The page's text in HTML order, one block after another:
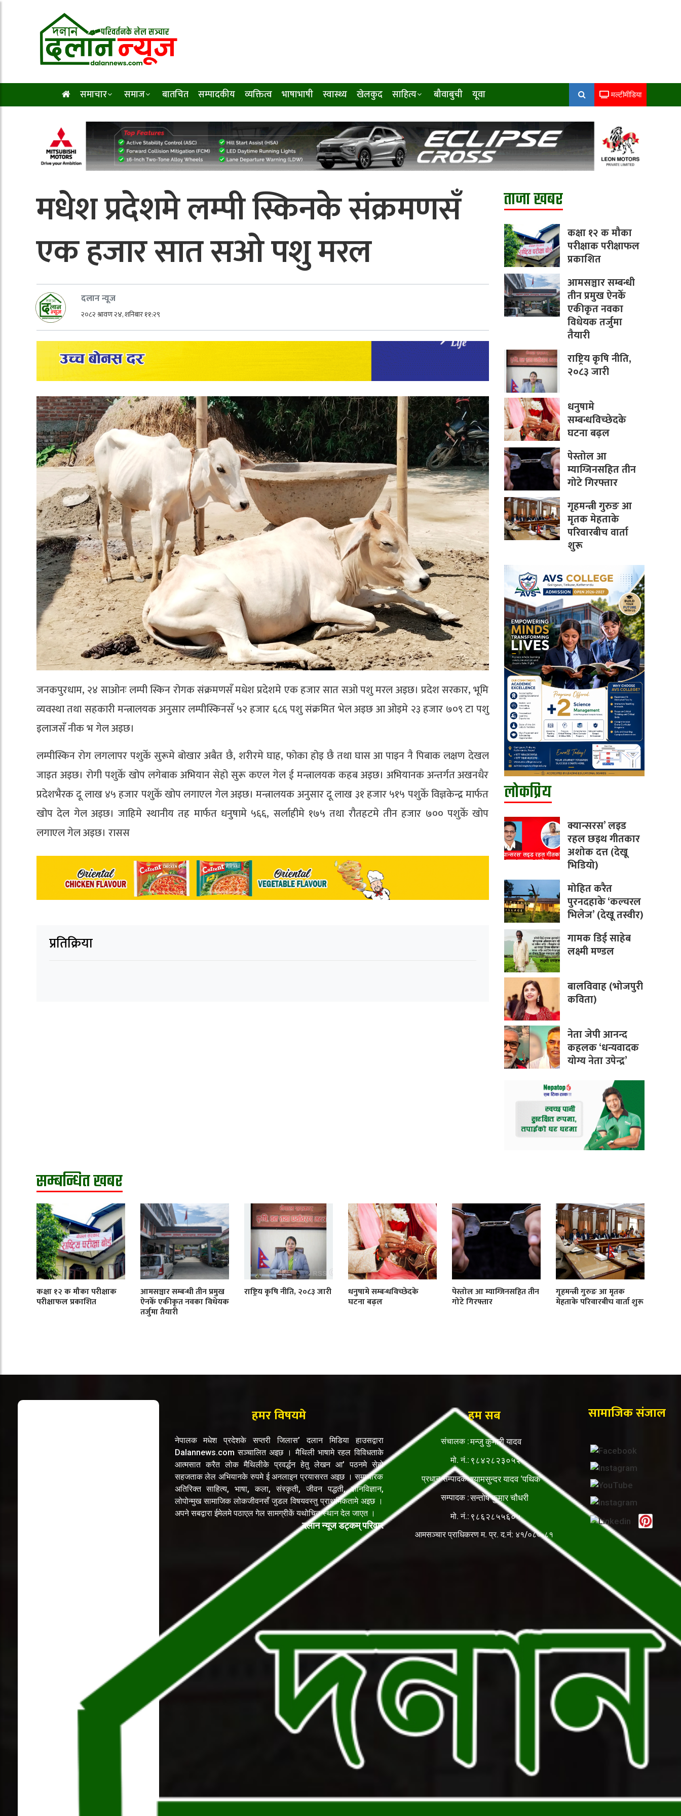
समाचार समाज बातचित सम्पादकीय व्यक्तित्व भाषाभाषी स्वास्थ्य खेलकुद साहित्य बौवाबुची यूवा मल्टीमीडिया
मधेश प्रदेशमे लम्पी स्किनकेे संक्रमणसँ
एक हजार सात सओ पशु मरल
दलान न्यूज
२०८२ श्रावण २४, शनिबार ११:२९
जनकपुरधाम, २४ साओनः लम्पी स्किन रोगक संक्रमणसँ मधेश प्रदेशमे एक हजार सात सओ पशु मरल अइछ। प्रदेश सरकार, भूमि
व्यवस्था तथा सहकारी मन्त्रालयक अनुसार लम्पीस्किनसँ ५२ हजार ६८६ पशु संक्रमित भेल अइछ आ ओइमे २३ हजार ७०९ टा पशु
इलाजसँ नीक भ गेल अइछ।
लम्पीस्किन रोग लगलापर पशुकेँ सुरूमे बोखार अबैत छै, शरीरमे घाह, फोका होइ छै तथा घास आ पाइन नै पिबाक लक्षण देखल
जाइत अइछ। रोगी पशुकेँ खोप लगेबाक अभियान सेहो सुरू कएल गेल ई मन्त्रालयक कहब अइछ। अभियानक अन्तर्गत अखनधैर
प्रदेशभैरक दू लाख ४५ हजार पशुकेँ खोप लगाएल गेल अइछ। मन्त्रालयक अनुसार दू लाख ३१ हजार ५१५ पशुकेँ विज्ञकेन्द्र मार्फत
खोप देल गेल अइछ। जाहिमे स्थानीय तह मार्फत धनुषामे ५६६, सर्लाहीमे १७५ तथा रौतहटमे तीन हजार ७०० पशुकेँ खोप
लगाएल गेल अइछ। रासस
प्रतिक्रिया
ताजा खबर
कक्षा १२ क मौका
परीक्षाक परीक्षाफल
प्रकाशित
आमसञ्चार सम्बन्धी
तीन प्रमुख ऐनकेँ
एकीकृत नवका
विधेयक तर्जुमा
तैयारी
राष्ट्रिय कृषि नीति,
२०८३ जारी
धनुषामे
सम्बन्धविच्छेदके
घटना बढ़ल
पेस्तोल आ
म्याग्जिनसहित तीन
गोटे गिरफ्तार
गृहमन्त्री गुरुङ आ
मृतक मेहताके
परिवारबीच वार्ता
शुरू
लोकप्रिय
क्यान्सरस’ लइड
रहल छइथ गीतकार
अशोक दत्त (देखू
भिडियो)
मोहित करैत
पुरनदहाके ‘कल्चरल
भिलेज’ (देखू तस्वीर)
गामक डिई साहेब
लक्ष्मी मण्डल
बालविवाह (भोजपुरी
कविता)
नेता जेपी आनन्द
कहलक ‘धन्यवादक
योग्य नेता उपेन्द्र’
सम्बन्धित खबर
कक्षा १२ क मौका परीक्षाक
परीक्षाफल प्रकाशित
आमसञ्चार सम्बन्धी तीन प्रमुख
ऐनकेँ एकीकृत नवका विधेयक
तर्जुमा तैयारी
राष्ट्रिय कृषि नीति, २०८३ जारी धनुषामे सम्बन्धविच्छेदके
घटना बढ़ल
पेस्तोल आ म्याग्जिनसहित तीन
गोटे गिरफ्तार
गृहमन्त्री गुरुङ आ मृतक
मेहताके परिवारबीच वार्ता शुरू
हमर विषयमे
नेपालक मधेश प्रदेशके सप्तरी जिलास’ दलान मिडिया हाउसद्वारा
Dalannews.com सञ्चालित अइछ । मैथिली भाषामे रहल विविधताके
आत्मसात करैत लोक मैथिलीके प्रवर्द्धन हेतु लेखन आ’ पठनमे सेहो
सहजताक लेल अभियानके रुपमे ई अनलाइन प्रयासरत अइछ । समाचारक
अतिरिक्त साहित्य, भाषा, कला, संस्कृती, जीवन पद्धती, ज्ञानविज्ञान,
लोपोन्मुख सामाजिक लोकजीवनसँ जुडल विषयवस्तु प्राथमिकतामे अइछ ।
अपने सबद्वारा ईमेलमे पठाएल गेल सामग्रीकें यथोचित स्थान देल जाएत ।
दलान न्यूज डट्कम् परिवार
हम सब
संचालक :मन्जु कुमारी यादव
मो. नं.: ९८४२८२३०५२
प्रधान सम्पादकःश्यामसुन्दर यादव ‘पथिक’
सम्पादक :सन्तोष कुमार चौधरी
मो. नं.: ९८६२८५५६०५
आमसञ्चार प्राधिकरण म. प्र. द.नं: ४१/०८०-८१
सामाजिक संजाल